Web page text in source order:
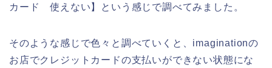
カード 使えない】という感じで調べてみました。
そのような感じで色々と調べていくと、imaginationの
お店でクレジットカードの支払いができない状態にな